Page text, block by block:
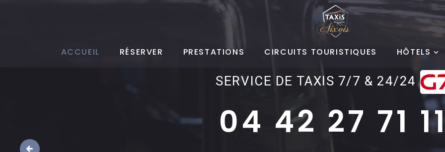
ACCUEIL RÉSERVER PRESTATIONS CIRCUITS TOURISTIQUES HÔTELS
SERVICE DE TAXIS 7/7 & 24/24
04 42 27 71